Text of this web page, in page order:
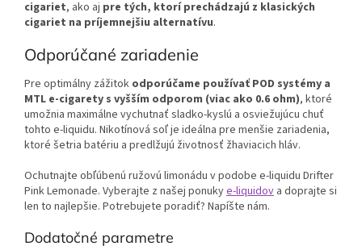
cigariet, ako aj pre tých, ktorí prechádzajú z klasických
cigariet na príjemnejšiu alternatívu.
Odporúčané zariadenie
Pre optimálny zážitok odporúčame používať POD systémy a
MTL e-cigarety s vyšším odporom (viac ako 0.6 ohm), ktoré
umožnia maximálne vychutnať sladko-kyslú a osviežujúcu chuť
tohto e-liquidu. Nikotínová soľ je ideálna pre menšie zariadenia,
ktoré šetria batériu a predlžujú životnosť žhaviacich hláv.
Ochutnajte obľúbenú ružovú limonádu v podobe e-liquidu Drifter
Pink Lemonade. Vyberajte z našej ponukye-liquidov a doprajte si
len to najlepšie. Potrebujete poradiť? Napíšte nám.
Dodatočné parametre